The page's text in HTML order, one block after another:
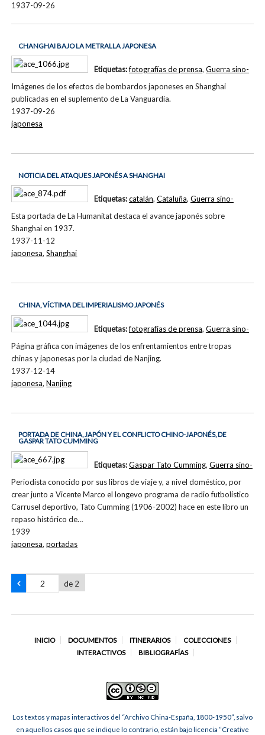
1937-09-26
CHANGHAI BAJO LA METRALLA JAPONESA
Imágenes de los efectos de bombardos japoneses en Shanghai
publicadas en el suplemento de La Vanguardia.
1937-09-26
Etiquetas:fotografías de prensa, Guerra sino-
japonesa
NOTICIA DEL ATAQUES JAPONÉS A SHANGHAI
Esta portada de La Humanitat destaca el avance japonés sobre
Shanghai en 1937.
1937-11-12
Etiquetas:catalán, Cataluña, Guerra sino-
japonesa,Shanghai
CHINA, VÍCTIMA DEL IMPERIALISMO JAPONÉS
Página gráfica con imágenes de los enfrentamientos entre tropas
chinas y japonesas por la ciudad de Nanjing.
1937-12-14
Etiquetas:fotografías de prensa, Guerra sino-
japonesa,Nanjing
PORTADA DE CHINA, JAPÓN Y EL CONFLICTO CHINO-JAPONÉS, DE
GASPAR TATO CUMMING
Periodista conocido por sus libros de viaje y, a nivel doméstico, por
crear junto a Vicente Marco el longevo programa de radio futbolístico
Carrusel deportivo, Tato Cumming (1906-2002) hace en este libro un
repaso histórico de…
1939
Etiquetas:Gaspar Tato Cumming, Guerra sino-
japonesa,portadas
de 2
INICIO DOCUMENTOS ITINERARIOS
COLECCIONES
INTERACTIVOS
BIBLIOGRAFÍAS
Los textos y mapas interactivos del “Archivo China-España, 1800-1950”, salvo
en aquellos casos que se indique lo contrario, están bajo licencia “Creative